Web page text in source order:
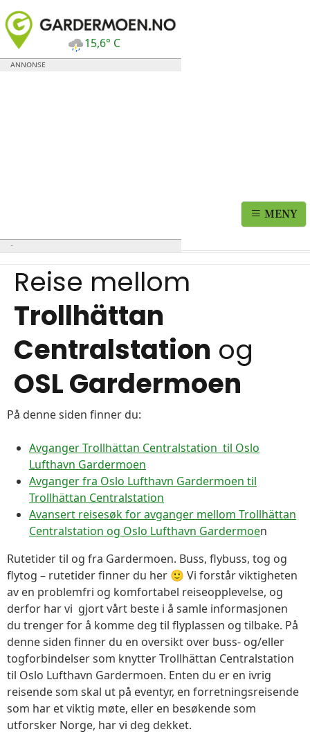
15,6° C
MENY
Reise mellom
Trollhättan
Centralstation og
OSL Gardermoen
På denne siden finner du:
Avganger Trollhättan Centralstation til Oslo
Lufthavn Gardermoen
Avganger fra Oslo Lufthavn Gardermoen til
Trollhättan Centralstation
Avansert reisesøk for avganger mellom Trollhättan
Centralstation og Oslo Lufthavn Gardermoen
Rutetider til og fra Gardermoen. Buss, flybuss, tog og
flytog – rutetider finner du her 🙂 Vi forstår viktigheten
av en problemfri og komfortabel reiseopplevelse, og
derfor har vi gjort vårt beste i å samle informasjonen
du trenger for å komme deg til flyplassen og tilbake. På
denne siden finner du en oversikt over buss- og/eller
togforbindelser som knytter Trollhättan Centralstation
til Oslo Lufthavn Gardermoen. Enten du er en ivrig
reisende som skal ut på eventyr, en forretningsreisende
som har et viktig møte, eller en besøkende som
utforsker Norge, har vi deg dekket.